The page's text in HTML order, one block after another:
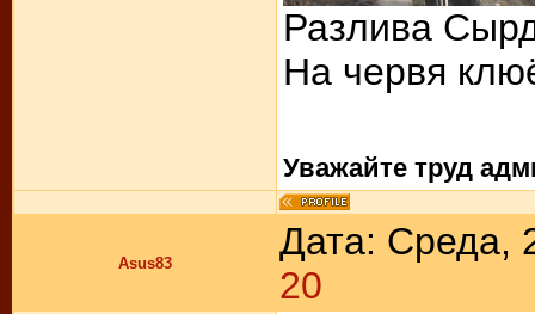
Разлива
На червя
Уважайте труд
Asus83
Дата: Среда,
20